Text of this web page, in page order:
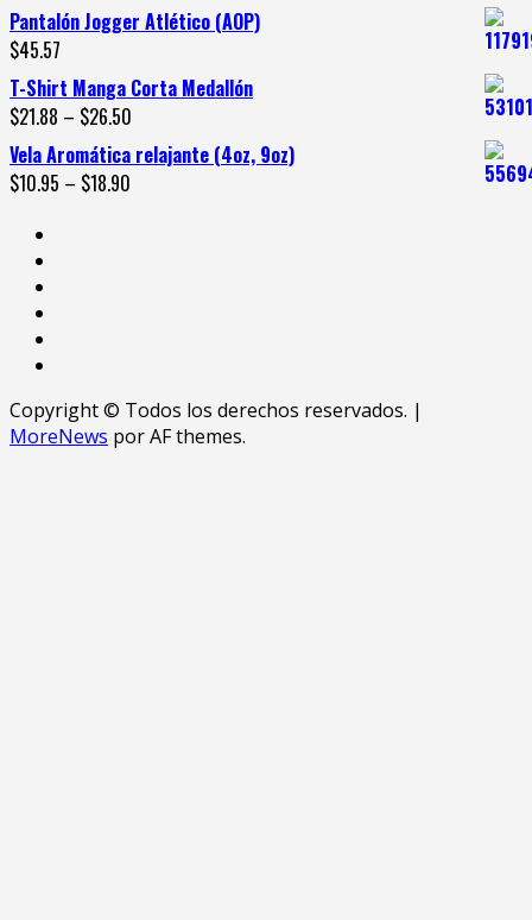
Pantalón Jogger Atlético (AOP)
$45.57
T-Shirt Manga Corta Medallón
$21.88 – $26.50
Vela Aromática relajante (4oz, 9oz)
$10.95 – $18.90
Copyright © Todos los derechos reservados. |
MoreNews por AF themes.